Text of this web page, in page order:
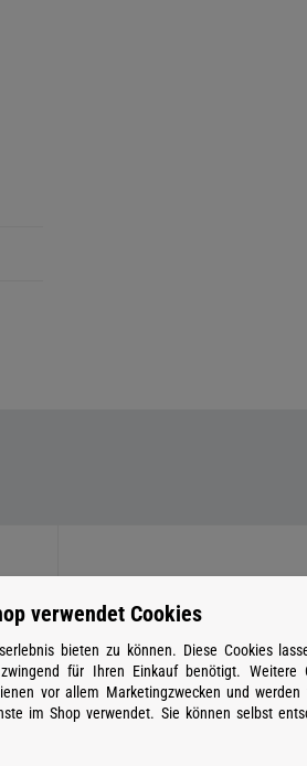
verwendet Cookies
bieten zu können. Diese Cookies
für Ihren Einkauf benötigt. Weitere
vor allem Marketingzwecken und
im Shop verwendet. Sie können selbst